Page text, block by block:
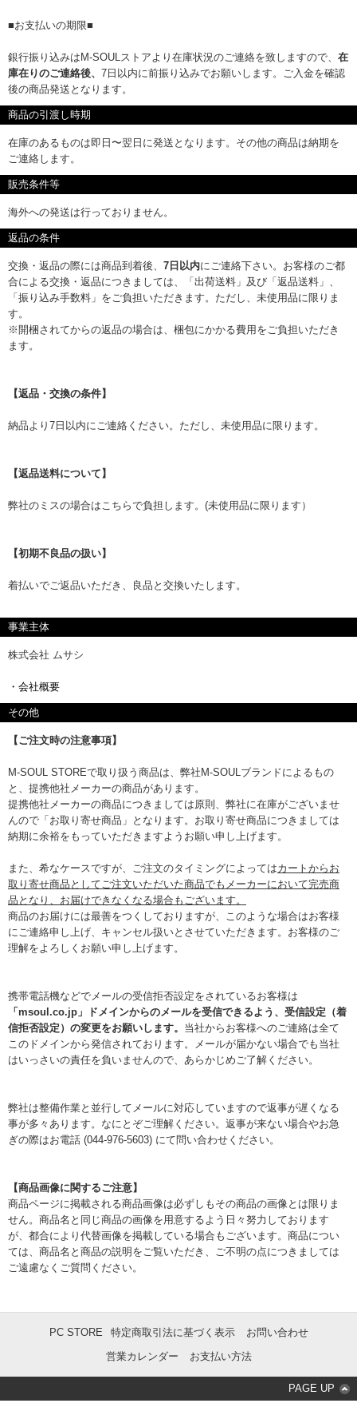
■お支払いの期限■
銀行振り込みはM-SOULストアより在庫状況のご連絡を致しますので、 在
庫在りのご連絡後、 7日以内に前振り込みでお願いします。ご入金を確認
後の商品発送となります。
商品の引渡し時期
在庫のあるものは即日〜翌日に発送となります。その他の商品は納期を
ご連絡します。
販売条件等
海外への発送は行っておりません。
返品の条件
交換・返品の際には商品到着後、 7日以内にご連絡下さい。お客様のご都
合による交換・返品につきましては、「出荷送料」及び「返品送料」、
「振り込み手数料」をご負担いただきます。ただし、未使用品に限りま
す。
※開梱されてからの返品の場合は、梱包にかかる費用をご負担いただき
ます。
【返品・交換の条件】
納品より7日以内にご連絡ください。ただし、未使用品に限ります。
【返品送料について】
弊社のミスの場合はこちらで負担します。(未使用品に限ります）
【初期不良品の扱い】
着払いでご返品いただき、良品と交換いたします。
事業主体
株式会社 ムサシ
・会社概要
その他
【ご注文時の注意事項】
M-SOUL STOREで取り扱う商品は、弊社M-SOULブランドによるもの
と、提携他社メーカーの商品があります。
提携他社メーカーの商品につきましては原則、弊社に在庫がございませ
んので「お取り寄せ商品」となります。お取り寄せ商品につきましては
納期に余裕をもっていただきますようお願い申し上げます。
また、希なケースですが、ご注文のタイミングによってはカートからお
取り寄せ商品としてご注文いただいた商品でもメーカーにおいて完売商
品となり、お届けできなくなる場合もございます。
商品のお届けには最善をつくしておりますが、このような場合はお客様
にご連絡申し上げ、キャンセル扱いとさせていただきます。お客様のご
理解をよろしくお願い申し上げます。
携帯電話機などでメールの受信拒否設定をされているお客様は
「msoul.co.jp」ドメインからのメールを受信できるよう、受信設定（着
信拒否設定）の変更をお願いします。 当社からお客様へのご連絡は全て
このドメインから発信されております。メールが届かない場合でも当社
はいっさいの責任を負いませんので、あらかじめご了解ください。
弊社は整備作業と並行してメールに対応していますので返事が遅くなる
事が多々あります。なにとぞご理解ください。返事が来ない場合やお急
ぎの際はお電話 (044-976-5603) にて問い合わせください。
【商品画像に関するご注意】
商品ページに掲載される商品画像は必ずしもその商品の画像とは限りま
せん。商品名と同じ商品の画像を用意するよう日々努力しております
が、都合により代替画像を掲載している場合もございます。商品につい
ては、商品名と商品の説明をご覧いただき、ご不明の点につきましては
ご遠慮なくご質問ください。
PC STORE 特定商取引法に基づく表示
お問い合わせ
営業カレンダー
お支払い方法
PAGE UP